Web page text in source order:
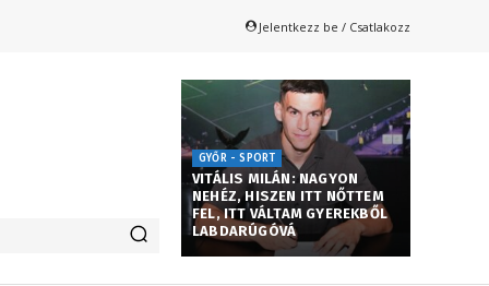
Jelentkezz be / Csatlakozz
GYŐR - SPORT
VITÁLIS MILÁN: NAGYON
NEHÉZ, HISZEN ITT NŐTTEM
FEL, ITT VÁLTAM GYEREKBŐL
LABDARÚGÓVÁ